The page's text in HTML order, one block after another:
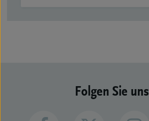
Folgen Sie uns